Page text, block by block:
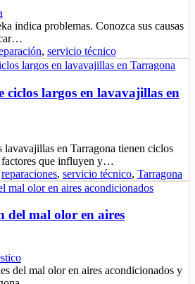
indica problemas. Conozca sus causas
, servicio técnico
ciclos largos en lavavajillas en
lavavajillas en Tarragona tienen ciclos
factores que influyen y…
reparaciones, servicio técnico, Tarragona
del mal olor en aires
del mal olor en aires acondicionados y